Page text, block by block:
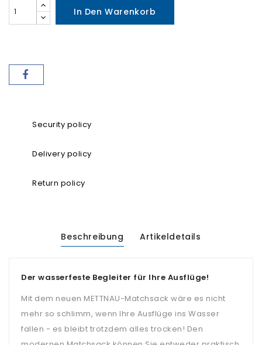
In Den Warenkorb
Security policy
Delivery policy
Return policy
Beschreibung Artikeldetails
Der wasserfeste Begleiter für Ihre Ausflüge!
Mit dem neuen METTNAU-Matchsack wäre es nicht
mehr so schlimm, wenn Ihre Ausflüge ins Wasser
fallen - es bleibt trotzdem alles trocken! Den